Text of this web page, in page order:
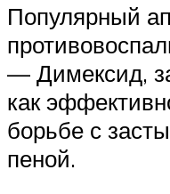
Популярный
— Димексид,
как
борьбе с
пеной.